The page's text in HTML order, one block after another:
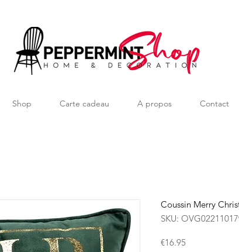
Shop Carte cadeau A propos Contact
Coussin Merry
SKU:
€16.95